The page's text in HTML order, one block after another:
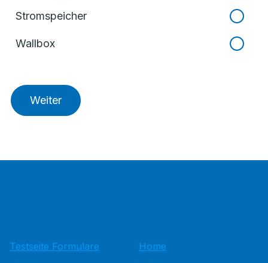
Stromspeicher
Wallbox
Weiter
Testseite Formulare
Home